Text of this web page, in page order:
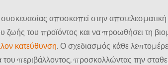
αποσκοπεί στην
ζωής του προϊόντος και να προωθήσει τη
κατεύθυνση. Ο σχεδιασμός κάθε
του περιβάλλοντος, προσκολλώντας την